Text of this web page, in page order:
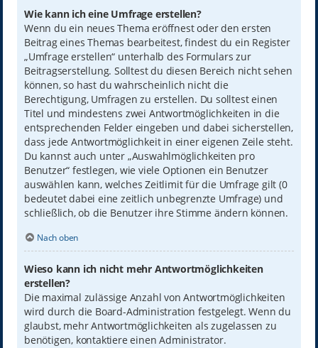
Wie kann ich eine Umfrage erstellen?
Wenn du ein neues Thema eröffnest oder den ersten
Beitrag eines Themas bearbeitest, findest du ein Register
„Umfrage erstellen“ unterhalb des Formulars zur
Beitragserstellung. Solltest du diesen Bereich nicht sehen
können, so hast du wahrscheinlich nicht die
Berechtigung, Umfragen zu erstellen. Du solltest einen
Titel und mindestens zwei Antwortmöglichkeiten in die
entsprechenden Felder eingeben und dabei sicherstellen,
dass jede Antwortmöglichkeit in einer eigenen Zeile steht.
Du kannst auch unter „Auswahlmöglichkeiten pro
Benutzer“ festlegen, wie viele Optionen ein Benutzer
auswählen kann, welches Zeitlimit für die Umfrage gilt (0
bedeutet dabei eine zeitlich unbegrenzte Umfrage) und
schließlich, ob die Benutzer ihre Stimme ändern können.
Nach oben
Wieso kann ich nicht mehr Antwortmöglichkeiten
erstellen?
Die maximal zulässige Anzahl von Antwortmöglichkeiten
wird durch die Board-Administration festgelegt. Wenn du
glaubst, mehr Antwortmöglichkeiten als zugelassen zu
benötigen, kontaktiere einen Administrator.